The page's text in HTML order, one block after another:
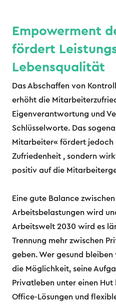
Empowerment
fördert
Lebensqualität
Das Abschaffen von
erhöht die
Eigenverantwortung und
Schlüsselworte. Das
Mitarbeiter« fördert jedoch
Zufriedenheit , sondern
positiv auf die
Eine gute Balance
Arbeitsbelastungen wird
Arbeitswelt 2030 wird es
Trennung mehr zwischen
geben. Wer gesund
die Möglichkeit, seine
Privatleben unter einen
Office-Lösungen und